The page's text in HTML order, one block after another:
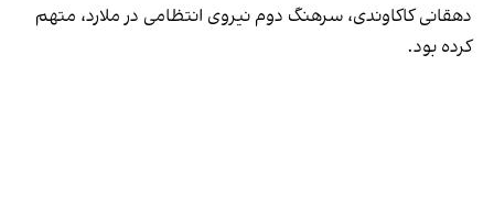
دهقانی کاکاوندی، سرهنگ دوم نیروی انتظامی در ملارد، متهم
کرده بود.